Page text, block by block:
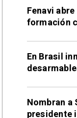
Fenavi
formación
En Brasil
Nombran a
presidente